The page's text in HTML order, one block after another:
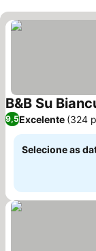
B&B Su
9,5Excelente (324
Selecione as